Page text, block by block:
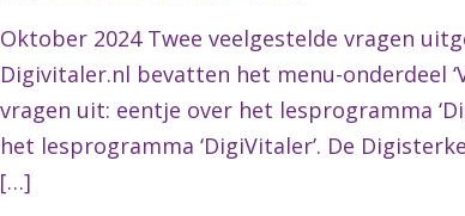
Oktober 2024 Twee veelgestelde vragen
Digivitaler.nl bevatten het menu-onderdeel
vragen uit: eentje over het lesprogramma
het lesprogramma ‘DigiVitaler’. De
[…]